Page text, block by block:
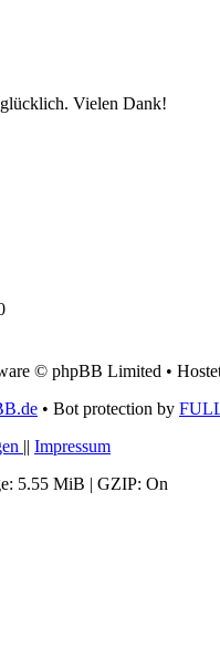
Vielen Dank!
© phpBB Limited •
• Bot protection by
|| Impressum
5.55 MiB | GZIP: On